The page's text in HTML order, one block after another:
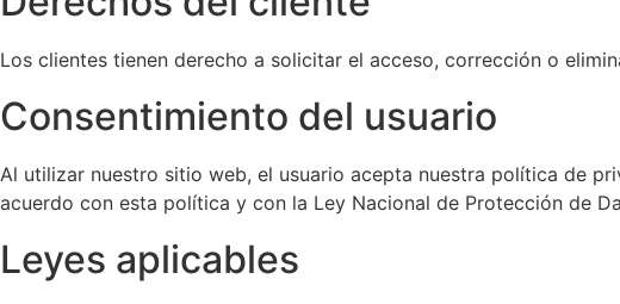
Los clientes tienen derecho a solicitar el acceso, corrección o
Consentimiento del usuario
Al utilizar nuestro sitio web, el usuario acepta nuestra política de
acuerdo con esta política y con la Ley Nacional de Protección de
Leyes aplicables